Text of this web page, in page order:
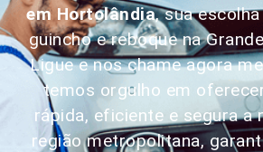
emHortolândia, sua
guincho e reboque na
Ligue e nos chame agora
temos orgulho em
rápida, eficiente e segura a
região metropolitana,